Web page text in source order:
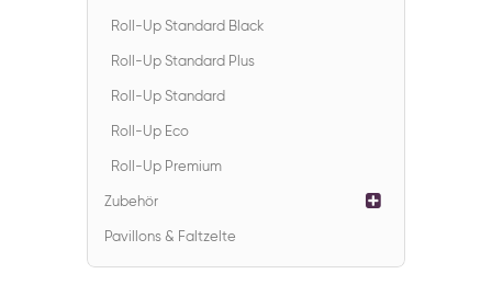
Roll-Up Standard Black
Roll-Up Standard Plus
Roll-Up Standard
Roll-Up Eco
Roll-Up Premium
Zubehör
Pavillons & Faltzelte